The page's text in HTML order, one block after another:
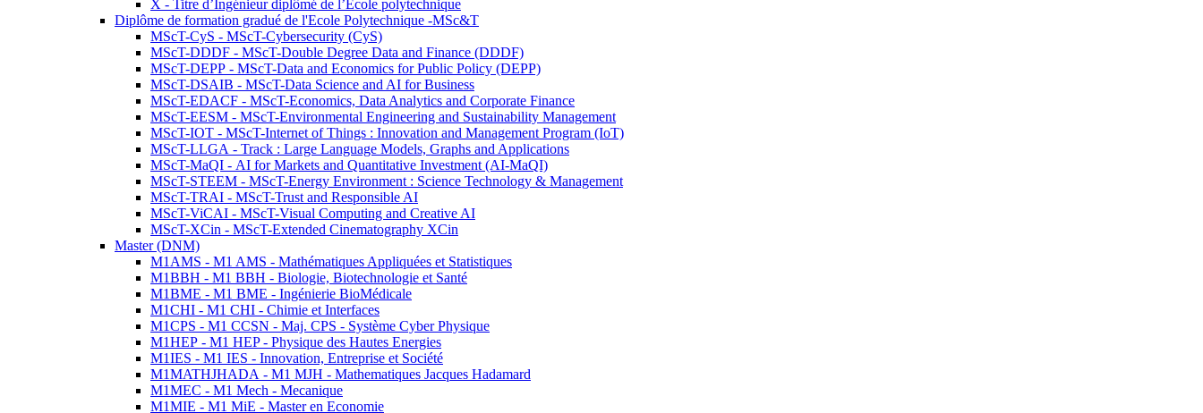
X - Titre d’Ingénieur diplômé de l’École polytechnique
Diplôme de formation gradué de l'Ecole Polytechnique -MSc&T
MScT-CyS - MScT-Cybersecurity (CyS)
MScT-DDDF - MScT-Double Degree Data and Finance (DDDF)
MScT-DEPP - MScT-Data and Economics for Public Policy (DEPP)
MScT-DSAIB - MScT-Data Science and AI for Business
MScT-EDACF - MScT-Economics, Data Analytics and Corporate Finance
MScT-EESM - MScT-Environmental Engineering and Sustainability Management
MScT-IOT - MScT-Internet of Things : Innovation and Management Program (IoT)
MScT-LLGA - Track : Large Language Models, Graphs and Applications
MScT-MaQI - AI for Markets and Quantitative Investment (AI-MaQI)
MScT-STEEM - MScT-Energy Environment : Science Technology & Management
MScT-TRAI - MScT-Trust and Responsible AI
MScT-ViCAI - MScT-Visual Computing and Creative AI
MScT-XCin - MScT-Extended Cinematography XCin
Master (DNM)
M1AMS - M1 AMS - Mathématiques Appliquées et Statistiques
M1BBH - M1 BBH - Biologie, Biotechnologie et Santé
M1BME - M1 BME - Ingénierie BioMédicale
M1CHI - M1 CHI - Chimie et Interfaces
M1CPS - M1 CCSN - Maj. CPS - Système Cyber Physique
M1HEP - M1 HEP - Physique des Hautes Energies
M1IES - M1 IES - Innovation, Entreprise et Société
M1MATHJHADA - M1 MJH - Mathematiques Jacques Hadamard
M1MEC - M1 Mech - Mecanique
M1MIE - M1 MiE - Master en Economie